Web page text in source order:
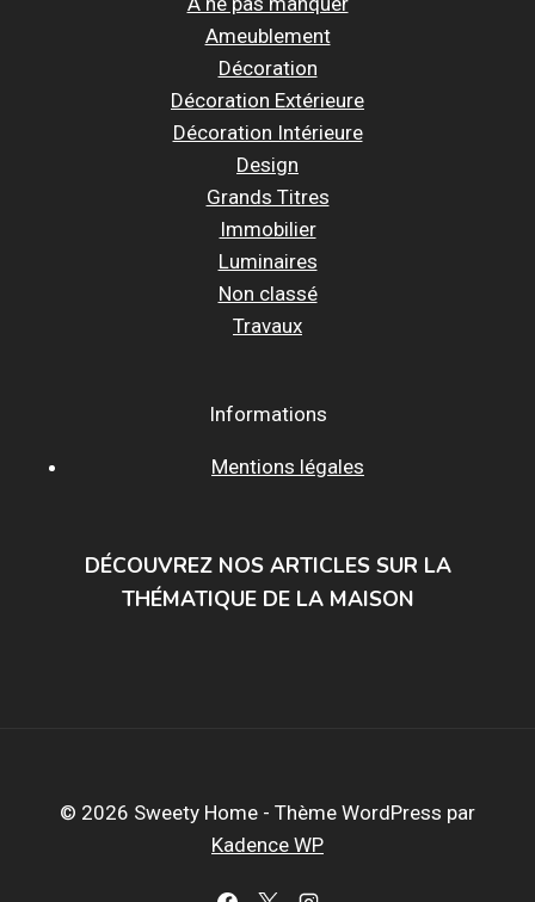
Ameublement
Décoration
Décoration Extérieure
Décoration Intérieure
Design
Grands Titres
Immobilier
Luminaires
Non classé
Travaux
Informations
Mentions légales
DÉCOUVREZ NOS ARTICLES SUR LA
THÉMATIQUE DE LA MAISON
© 2026 Sweety Home - Thème WordPress par
Kadence WP